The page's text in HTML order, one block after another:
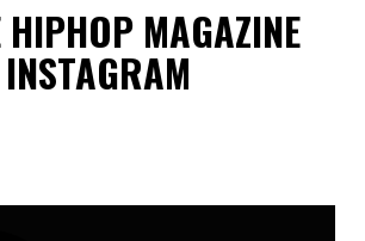
HIPHOP MAGAZINE
INSTAGRAM